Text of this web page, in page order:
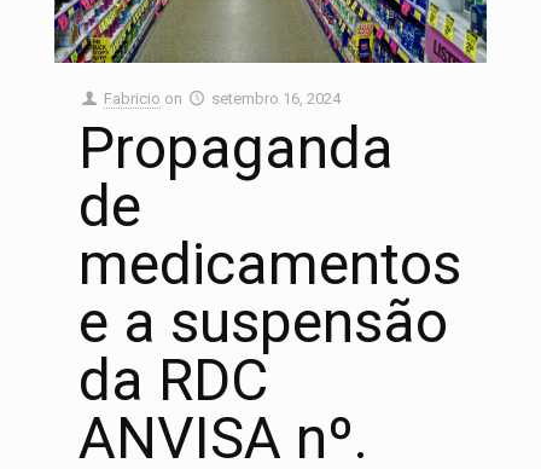
Fabricio on setembro 16, 2024
Propaganda
de
medicamentos
e a suspensão
da RDC
ANVISA nº.